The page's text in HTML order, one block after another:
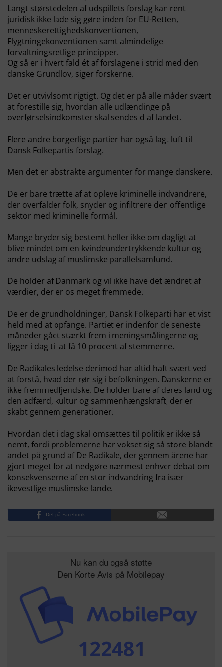
Langt størstedelen af udspillets forslag kan rent
juridisk ikke lade sig gøre inden for EU-Retten,
menneskerettighedskonventionen,
Flygtningekonventionen samt almindelige
forvaltningsretlige principper.
Og så er i hvert fald ét af forslagene i strid med den
danske Grundlov, siger forskerne.
Det er utvivlsomt rigtigt. Og det er på alle måder svært
at forestille sig, hvordan alle udlændinge på
overførselsindkomster skal sendes d af landet.
Flere andre borgerlige partier har også lagt luft til
Dansk Folkepartis forslag.
Men det er abstrakte argumenter for mange danskere.
De er bare trætte af at opleve kriminelle indvandrere,
der overfalder folk, snyder og infiltrere den offentlige
sektor med kriminelle formål.
Mange bryder sig bestemt heller ikke om dagligt at
blive mindet om en kvindeundertrykkende kultur og
andre udslag af muslimske parallelsamfund.
De holder af Danmark og vil ikke have det ændret af
værdier, der er os meget fremmede.
De er de grundholdninger, Dansk Folkeparti har et vist
held med at opfange. Partiet er indenfor de seneste
måneder gået stærkt frem i meningsmålingerne og
ligger i dag til at få 10 procent af stemmerne.
De Radikales ledelse derimod har altid haft svært ved
at forstå, hvad der rør sig i befolkningen. Danskerne er
ikke fremmedfjendske. De holder bare af deres land og
den adfærd, kultur og sammenhængskraft, der er
skabt gennem generationer.
Hvordan det i dag skal omsættes til politik er ikke så
nemt, fordi problemerne har vokset sig så store blandt
andet på grund af De Radikale, der gennem årene har
gjort meget for at nedgøre nærmest enhver debat om
konsekvenserne af en stor indvandring fra især
ikevestlige muslimske lande.
Del på Facebook
Nu kan du også støtte
Den Korte Avis på Mobilepay